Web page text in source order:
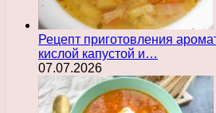
Рецепт приготовления
кислой капустой и…
07.07.2026